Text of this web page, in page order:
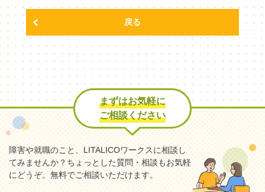
戻る
まずはお気軽に
ご相談ください
障害や就職のこと、LITALICOワークスに相談し
てみませんか？ちょっとした質問・相談もお気軽
にどうぞ。無料でご相談いただけます。